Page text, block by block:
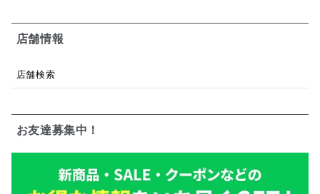
店舗情報
店舗検索
お友達募集中！